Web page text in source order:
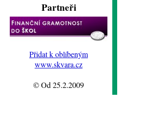
Partneři
Přidat k oblíbeným
www.skvara.cz
© Od 25.2.2009